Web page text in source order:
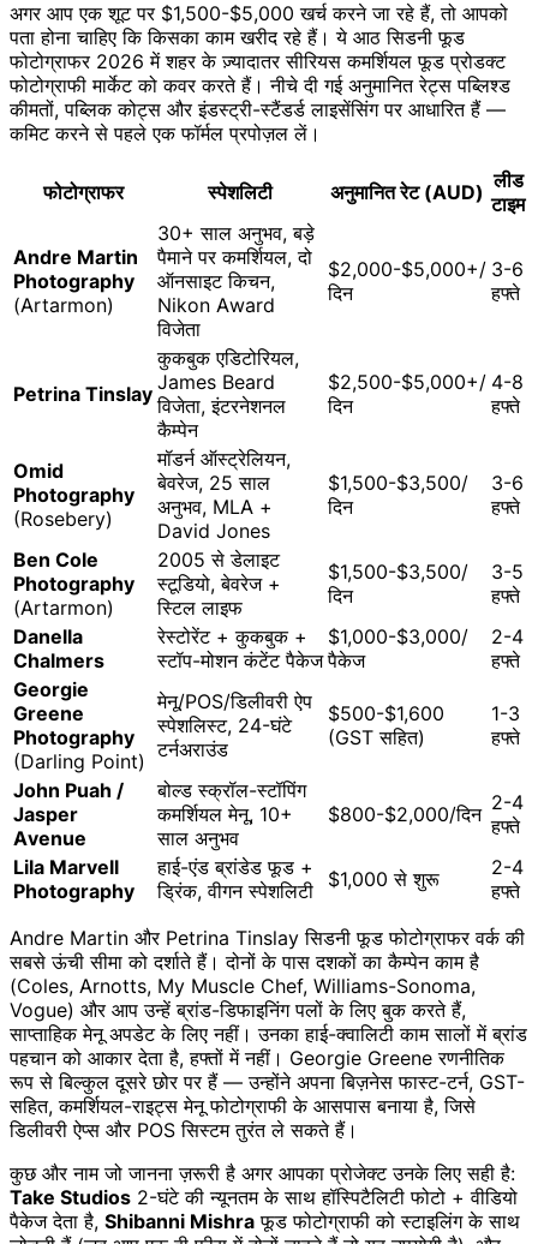
अगर आप एक शूट पर $1,500-$5,000 खर्च करने जा रहे हैं, तो आपको
पता होना चाहिए कि किसका काम खरीद रहे हैं। ये आठ सिडनी फूड
फोटोग्राफर 2026 में शहर के ज़्यादातर सीरियस कमर्शियल फूड प्रोडक्ट
फोटोग्राफी मार्केट को कवर करते हैं। नीचे दी गई अनुमानित रेट्स पब्लिश्ड
कीमतों, पब्लिक कोट्स और इंडस्ट्री-स्टैंडर्ड लाइसेंसिंग पर आधारित हैं —
कमिट करने से पहले एक फॉर्मल प्रपोज़ल लें।
फोटोग्राफर स्पेशलिटी अनुमानित रेट (AUD) लीड
टाइम
Andre Martin
Photography
(Artarmon)
30+ साल अनुभव, बड़े
पैमाने पर कमर्शियल, दो
ऑनसाइट किचन,
Nikon Award
विजेता
$2,000-$5,000+/
दिन
3-6
हफ्ते
Petrina Tinslay
कुकबुक एडिटोरियल,
James Beard
विजेता, इंटरनेशनल
कैम्पेन
$2,500-$5,000+/
दिन
4-8
हफ्ते
Omid
Photography
(Rosebery)
मॉडर्न ऑस्ट्रेलियन,
बेवरेज, 25 साल
अनुभव, MLA +
David Jones
$1,500-$3,500/
दिन
3-6
हफ्ते
Ben Cole
Photography
(Artarmon)
2005 से डेलाइट
स्टूडियो, बेवरेज +
स्टिल लाइफ
$1,500-$3,500/
दिन
3-5
हफ्ते
Danella
Chalmers
रेस्टोरेंट + कुकबुक +
स्टॉप-मोशन कंटेंट पैकेज
$1,000-$3,000/
पैकेज
2-4
हफ्ते
Georgie
Greene
Photography
(Darling Point)
मेनू/POS/डिलीवरी ऐप
स्पेशलिस्ट, 24-घंटे
टर्नअराउंड
$500-$1,600
(GST सहित)
1-3
हफ्ते
John Puah /
Jasper
Avenue
बोल्ड स्क्रॉल-स्टॉपिंग
कमर्शियल मेनू, 10+
साल अनुभव
$800-$2,000/दिन 2-4
हफ्ते
Lila Marvell
Photography
हाई-एंड ब्रांडेड फूड +
ड्रिंक, वीगन स्पेशलिटी
$1,000 से शुरू
2-4
हफ्ते
Andre Martin और Petrina Tinslay सिडनी फूड फोटोग्राफर वर्क की
सबसे ऊंची सीमा को दर्शाते हैं। दोनों के पास दशकों का कैम्पेन काम है
(Coles, Arnotts, My Muscle Chef, Williams-Sonoma,
Vogue) और आप उन्हें ब्रांड-डिफाइनिंग पलों के लिए बुक करते हैं,
साप्ताहिक मेनू अपडेट के लिए नहीं। उनका हाई-क्वालिटी काम सालों में ब्रांड
पहचान को आकार देता है, हफ्तों में नहीं। Georgie Greene रणनीतिक
रूप से बिल्कुल दूसरे छोर पर हैं — उन्होंने अपना बिज़नेस फास्ट-टर्न, GST-
सहित, कमर्शियल-राइट्स मेनू फोटोग्राफी के आसपास बनाया है, जिसे
डिलीवरी ऐप्स और POS सिस्टम तुरंत ले सकते हैं।
कुछ और नाम जो जानना ज़रूरी है अगर आपका प्रोजेक्ट उनके लिए सही है:
Take Studios 2-घंटे की न्यूनतम के साथ हॉस्पिटैलिटी फोटो + वीडियो
पैकेज देता है, Shibanni Mishra फूड फोटोग्राफी को स्टाइलिंग के साथ